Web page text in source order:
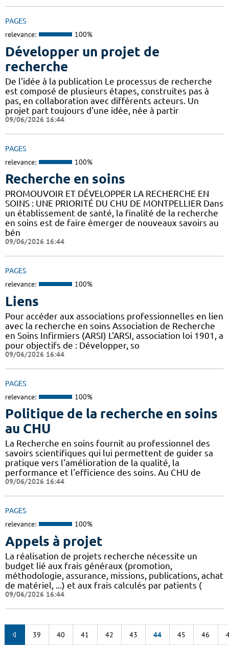
PAGES
relevance: 100%
Développer un projet de
recherche
De l'idée à la publication Le processus de recherche
est composé de plusieurs étapes, construites pas à
pas, en collaboration avec différents acteurs. Un
projet part toujours d'une idée, née à partir
09/06/2026 16:44
PAGES
relevance: 100%
Recherche en soins
PROMOUVOIR ET DÉVELOPPER LA RECHERCHE EN
SOINS : UNE PRIORITÉ DU CHU DE MONTPELLIER Dans
un établissement de santé, la finalité de la recherche
en soins est de faire émerger de nouveaux savoirs au
bén
09/06/2026 16:44
PAGES
relevance: 100%
Liens
Pour accéder aux associations professionnelles en lien
avec la recherche en soins Association de Recherche
en Soins Infirmiers (ARSI) L'ARSI, association loi 1901, a
pour objectifs de : Développer, so
09/06/2026 16:44
PAGES
relevance: 100%
Politique de la recherche en soins
au CHU
La Recherche en soins fournit au professionnel des
savoirs scientifiques qui lui permettent de guider sa
pratique vers l'amélioration de la qualité, la
performance et l'efficience des soins. Au CHU de
09/06/2026 16:44
PAGES
relevance: 100%
Appels à projet
La réalisation de projets recherche nécessite un
budget lié aux frais généraux (promotion,
méthodologie, assurance, missions, publications, achat
de matériel, ...) et aux frais calculés par patients (
09/06/2026 16:44
39 40 41 42 43 44 45 46